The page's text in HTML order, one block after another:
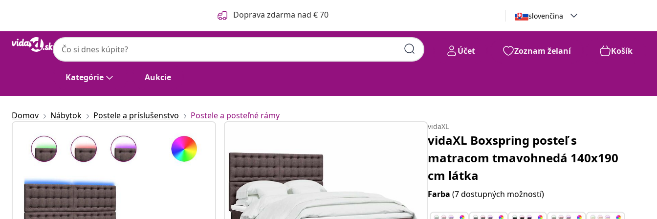
Doprava zdarma nad € 70 slovenčina
Kategórie Aukcie
Účet Zoznam želaní Košík
Domov Nábytok Postele a príslušenstvo Postele a posteľné rámy
vidaXL
vidaXL Boxspring posteľ s
matracom tmavohnedá 140x190
cm látka
Farba(7 dostupných možností)